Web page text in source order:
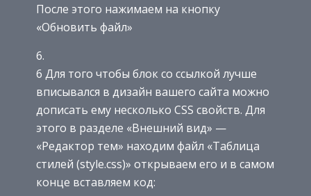
После этого нажимаем на кнопку
«Обновить файл»
6 Для того чтобы блок со ссылкой лучше
вписывался в дизайн вашего сайта можно
дописать ему несколько CSS свойств. Для
этого в разделе «Внешний вид» —
«Редактор тем» находим файл «Таблица
стилей (style.css)» открываем его и в самом
конце вставляем код: